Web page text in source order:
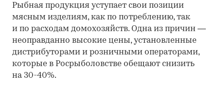
Рыбная продукция уступает свои позиции
мясным изделиям, как по потреблению, так
и по расходам домохозяйств. Одна из причин —
неоправданно высокие цены, установленные
дистрибуторами и розничными операторами,
которые в Росрыболовстве обещают снизить
на 30-40%.